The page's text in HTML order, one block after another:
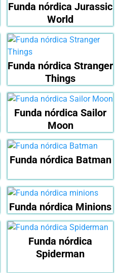
Funda nórdica Jurassic
World
Funda nórdica Stranger
Things
Funda nórdica Sailor
Moon
Funda nórdica Batman
Funda nórdica Minions
Funda nórdica
Spiderman